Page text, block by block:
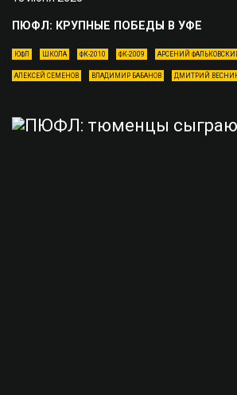
ПЮФЛ: КРУПНЫЕ ПОБЕДЫ В УФЕ
ЮФЛ ШКОЛА ФК-2010 ФК-2009 АРСЕНИЙ
АЛЕКСЕЙ СЕМЕНОВ ВЛАДИМИР БАБАНОВ ДМИТРИЙ ВЕСНИН